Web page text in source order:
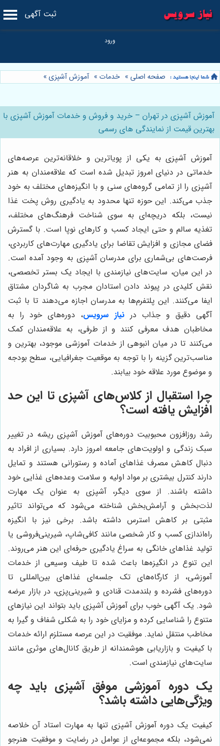
ثبت آگهی
صفحه اصلی » خدمات » آموزش آشپزی»
آموزش آشپزی در تهران – خرید و فروش و خدمات آموزش آشپزی با
بهترین قیمت از نمایندگی های رسمی
آموزش آشپزی به یکی از پویاترین و خلاقانه‌ترین عرصه‌های
خدماتی در دنیای امروز تبدیل شده است که علاقه‌مندان به هنر
آشپزی را از تمامی گروه‌های سنی و با انگیزه‌های مختلف به خود
جذب می‌کند. این حوزه تنها محدود به یادگیری روش پخت غذا
نیست، بلکه دریچه‌ای به سوی شناخت فرهنگ‌های مختلف،
تغذیه سالم و حتی ایجاد کسب و کارهای نوپا است. با گسترش
فضای مجازی و افزایش تقاضا برای یادگیری مهارت‌های کاربردی،
فرصت‌های بی‌شماری برای مدرسان آشپزی به وجود آمده است.
در این میان، سایت‌های نیازمندی با ایجاد یک بستر تخصصی،
نقش کلیدی در پیوند دادن استادان مجرب به شاگردان مشتاق
ایفا می‌کنند. این پلتفرم‌ها به مدرسان اجازه می‌دهند تا با ثبت
آگهی دقیق و جذاب در نیاز سرویس، دوره‌های خود را به
مخاطبان هدف معرفی کنند و از طرفی، به علاقه‌مندان کمک
می‌کنند تا در میان انبوهی از خدمات آموزشی موجود، بهترین و
مناسب‌ترین گزینه را با توجه به موقعیت جغرافیایی، سطح بودجه
و موضوع مورد علاقه خود بیابند.
چرا استقبال از کلاس‌های آشپزی تا این حد
افزایش یافته است؟
رشد روزافزون محبوبیت دوره‌های آموزش آشپزی ریشه در تغییر
سبک زندگی و اولویت‌های جامعه امروز دارد. بسیاری از افراد به
دنبال کاهش مصرف غذاهای آماده و رستورانی هستند و تمایل
دارند کنترل بیشتری بر مواد اولیه و سلامت وعده‌های غذایی خود
داشته باشند. از سوی دیگر، آشپزی به عنوان یک مهارت
لذت‌بخش و آرامش‌بخش شناخته می‌شود که می‌تواند تاثیر
مثبتی بر کاهش استرس داشته باشد. برخی نیز با انگیزه
راه‌اندازی کسب و کار شخصی مانند کافی‌شاپ، شیرینی‌فروشی یا
تولید غذاهای خانگی به سراغ یادگیری حرفه‌ای این هنر می‌روند.
این تنوع در انگیزه‌ها باعث شده تا طیف وسیعی از خدمات
آموزشی، از کارگاه‌های تک جلسه‌ای غذاهای بین‌المللی تا
دوره‌های فشرده و بلندمدت قنادی و شیرینی‌پزی، در بازار عرضه
شود. یک آگهی خوب برای آموزش آشپزی باید بتواند این نیازهای
متنوع را شناسایی کرده و مزایای خود را به شکلی شفاف و گیرا به
مخاطب منتقل نماید. موفقیت در این عرصه مستلزم ارائه خدمات
با کیفیت و بازاریابی هوشمندانه از طریق کانال‌های موثری مانند
سایت‌های نیازمندی است.
یک دوره آموزشی موفق آشپزی باید چه
ویژگی‌هایی داشته باشد؟
کیفیت یک دوره آموزش آشپزی تنها به مهارت استاد آن خلاصه
نمی‌شود، بلکه مجموعه‌ای از عوامل در رضایت و موفقیت هنرجو